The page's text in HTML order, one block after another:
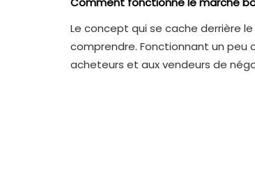
Le concept qui se cache derrière
comprendre. Fonctionnant un peu
acheteurs et aux vendeurs de